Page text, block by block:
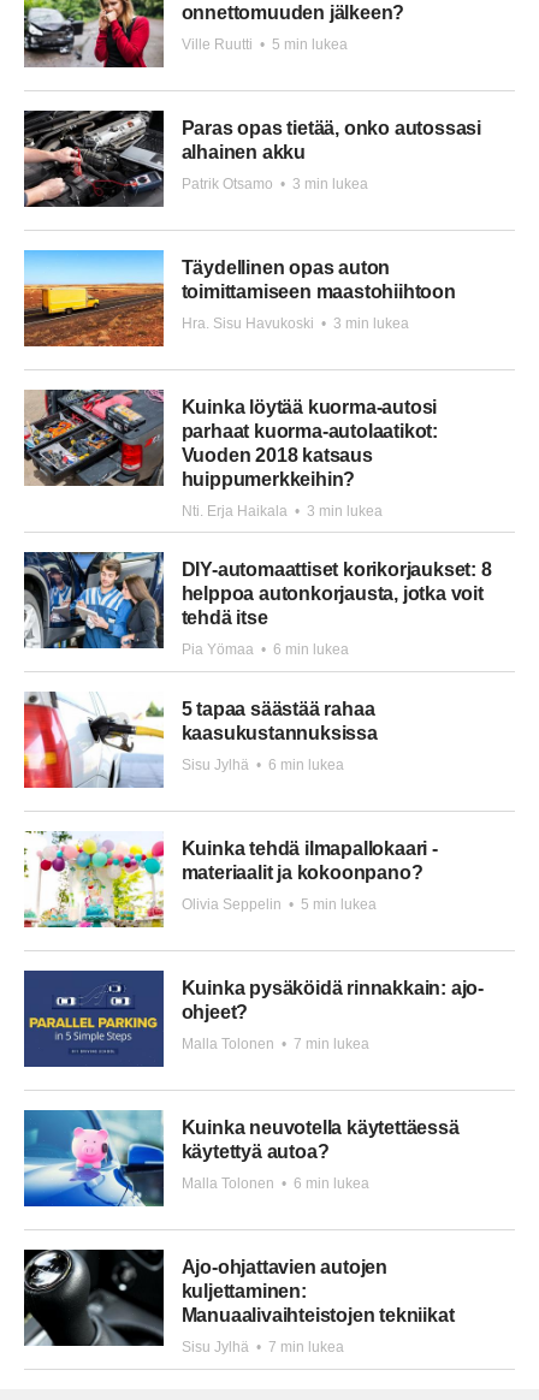
onnettomuuden jälkeen?
Ville Ruutti • 5 min lukea
Paras opas tietää, onko autossasi
alhainen akku
Patrik Otsamo • 3 min lukea
Täydellinen opas auton
toimittamiseen maastohiihtoon
Hra. Sisu Havukoski • 3 min lukea
Kuinka löytää kuorma-autosi
parhaat kuorma-autolaatikot:
Vuoden 2018 katsaus
huippumerkkeihin?
Nti. Erja Haikala • 3 min lukea
DIY-automaattiset korikorjaukset: 8
helppoa autonkorjausta, jotka voit
tehdä itse
Pia Yömaa • 6 min lukea
5 tapaa säästää rahaa
kaasukustannuksissa
Sisu Jylhä • 6 min lukea
Kuinka tehdä ilmapallokaari -
materiaalit ja kokoonpano?
Olivia Seppelin • 5 min lukea
Kuinka pysäköidä rinnakkain: ajo-
ohjeet?
Malla Tolonen • 7 min lukea
Kuinka neuvotella käytettäessä
käytettyä autoa?
Malla Tolonen • 6 min lukea
Ajo-ohjattavien autojen
kuljettaminen:
Manuaalivaihteistojen tekniikat
Sisu Jylhä • 7 min lukea